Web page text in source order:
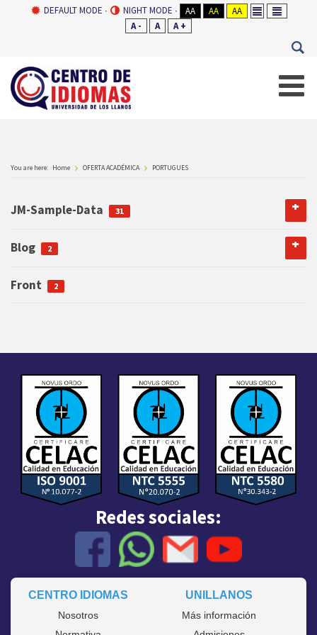
DEFAULT MODE NIGHT MODE AA AA
AA
A -
A A +
You are here: Home OFERTA ACADÉMICA PORTUGUES
JM-Sample-Data 31
Blog 2
TRAMITES
Front 2
Redes sociales:
CENTRO IDIOMAS UNILLANOS
Nosotros
Más información